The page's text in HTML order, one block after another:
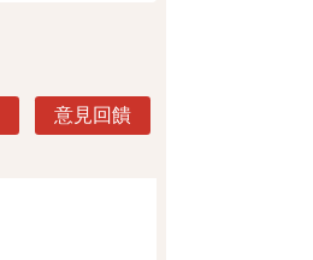
意見回饋